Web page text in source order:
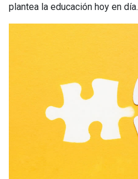
plantea la educación hoy en día.